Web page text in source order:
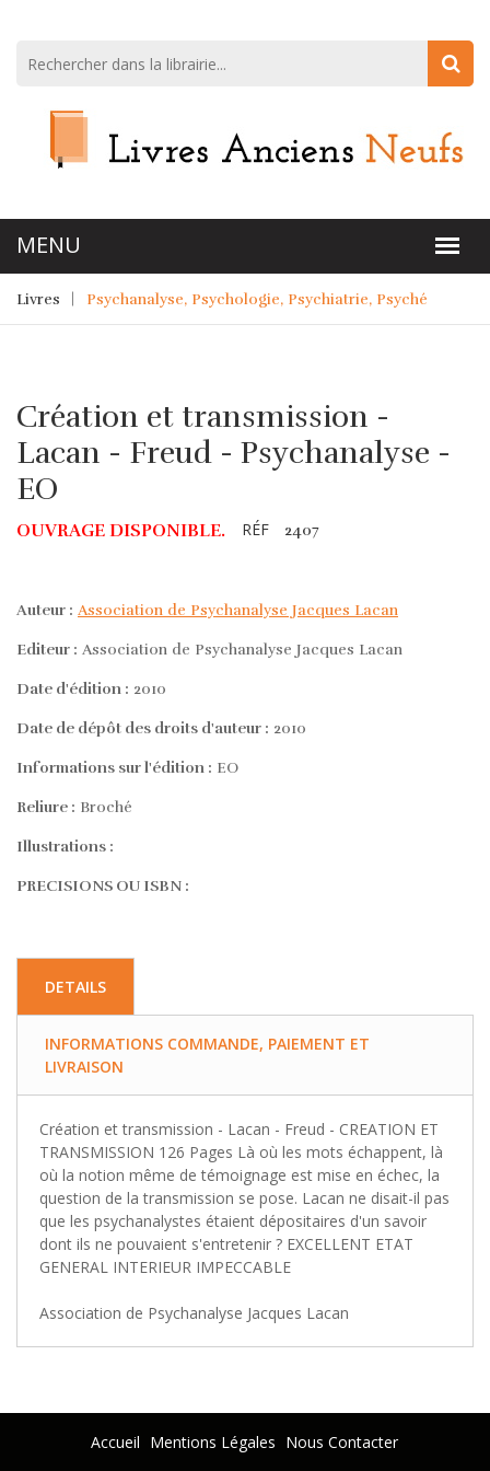
Livres Psychanalyse, Psychologie, Psychiatrie, Psyché
Création et transmission -
Lacan - Freud - Psychanalyse -
EO
OUVRAGE DISPONIBLE. RÉF 2407
Auteur : Association de Psychanalyse Jacques Lacan
Editeur : Association de Psychanalyse Jacques Lacan
Date d'édition : 2010
Date de dépôt des droits d'auteur : 2010
Informations sur l'édition : EO
Reliure : Broché
Illustrations :
PRECISIONS OU ISBN :
DETAILS
INFORMATIONS COMMANDE, PAIEMENT ET
LIVRAISON
Création et transmission - Lacan - Freud - CREATION ET
TRANSMISSION 126 Pages Là où les mots échappent, là
où la notion même de témoignage est mise en échec, la
question de la transmission se pose. Lacan ne disait-il pas
que les psychanalystes étaient dépositaires d'un savoir
dont ils ne pouvaient s'entretenir ? EXCELLENT ETAT
GENERAL INTERIEUR IMPECCABLE
Association de Psychanalyse Jacques Lacan
Accueil Mentions Légales Nous Contacter